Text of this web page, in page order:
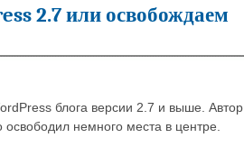
2.7 или освобождаем
блога версии 2.7 и выше. Автор
немного места в центре.